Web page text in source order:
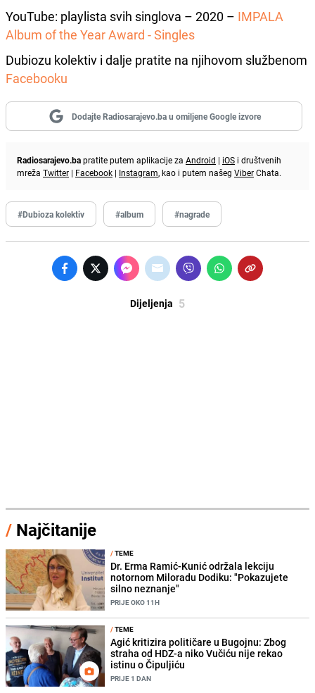
YouTube: playlista svih singlova – 2020 – IMPALA
Album of the Year Award - Singles
Dubiozu kolektiv i dalje pratite na njihovom službenom
Facebooku
Dodajte Radiosarajevo.ba u omiljene Google izvore
Radiosarajevo.bapratite putem aplikacije za Android | iOS i društvenih
mreža Twitter | Facebook | Instagram, kao i putem našeg ViberChata.
#Dubioza kolektiv #album #nagrade
Dijeljenja 5
/ Najčitanije
/TEME
Dr. Erma Ramić-Kunić održala lekciju
notornom Miloradu Dodiku: "Pokazujete
silno neznanje"
PRIJE OKO 11H
/TEME
Agić kritizira političare u Bugojnu: Zbog
straha od HDZ-a niko Vučiću nije rekao
istinu o Čipuljiću
PRIJE 1 DAN